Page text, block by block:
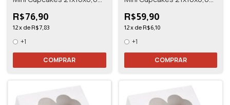
R$76,90
12x de R$7,83
+1
COMPRAR
R$59,90
12x de R$6,10
+1
COMPRAR